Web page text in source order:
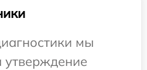
мы
утверждение